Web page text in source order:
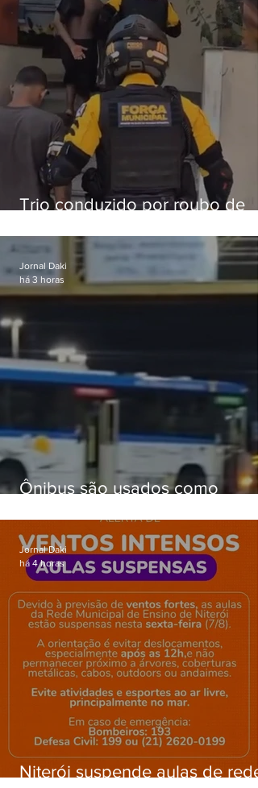
Trio conduzido por roubo de
passagens
Ônibus são usados como
Gardênia Azul
Jornal Daki
há 3 horas
Niterói suspende aulas de rede
Jornal Daki
há 4 horas